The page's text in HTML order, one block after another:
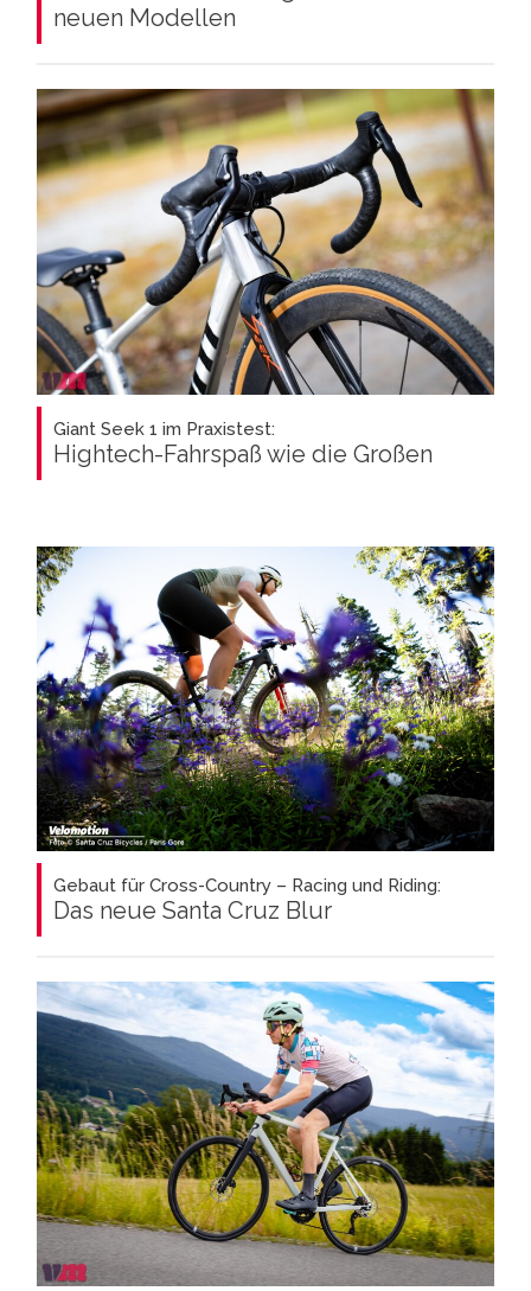
neuen Modellen
Giant Seek 1 im Praxistest:
Hightech-Fahrspaß wie die Großen
Gebaut für Cross-Country – Racing und Riding:
Das neue Santa Cruz Blur